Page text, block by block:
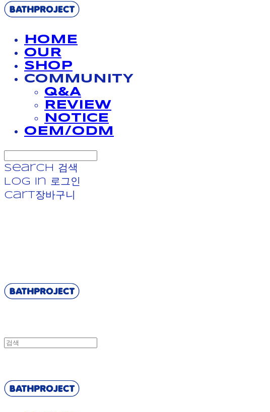
HOME
OUR
SHOP
COMMUNITY
Q&A
REVIEW
NOTICE
OEM/ODM
Search
검색
Log In
로그인
Cart장바구니